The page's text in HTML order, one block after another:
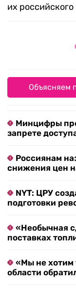
их
Объясняем
Минцифры
запрете
Россиянам
снижения цен
NYT: ЦРУ
подготовки
«Необычная
поставках
«Мы не хотим
области